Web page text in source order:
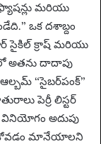
మరియు
ఒక దశాబ్దం
సైకిల్ క్రాష్ మరియు
అతను దాదాపు
“సైబర్‌పంక్”
పెర్రీ లిస్టర్
అదుపు
మానేయాలని